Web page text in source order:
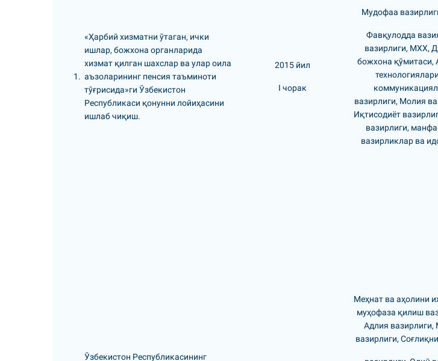
1.
«Ҳарбий хизматни ўтаган, ички
ишлар, божхона органларида
хизмат қилган шахслар ва улар оила
аъзоларининг пенсия таъминоти
тўғрисида»ги Ўзбекистон
Республикаси қонунни лойиҳасини
ишлаб чиқиш.
2015 йил
I чорак
Мудофаа
Фавқулодда
вазирлиги, МХХ,
божхона қўмитаси,
вазирлиги, Молия
Иқтисодиёт
вазирлиги,
вазирликлар ва
Ўзбекистон Республикасининг
Меҳнат ва аҳолини
муҳофаза қилиш
Адлия вазирлиги,
вазирлиги,